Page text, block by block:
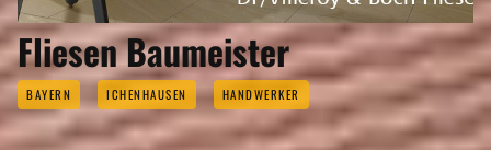
Fliesen Baumeister
BAYERN ICHENHAUSEN HANDWERKER